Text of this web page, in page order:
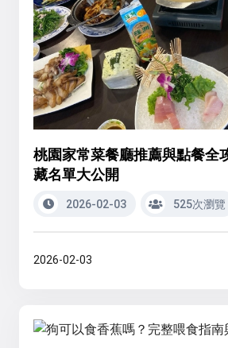
桃園家常菜餐廳推薦與點餐全
藏名單大公開
2026-02-03 525次瀏覽
2026-02-03